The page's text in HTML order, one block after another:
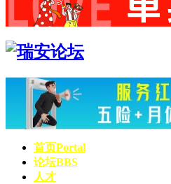
首页Portal
论坛BBS
人才